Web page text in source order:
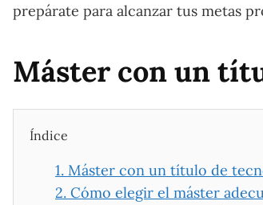
prepárate para alcanzar tus metas
Máster con un
Índice
1. Máster con un título de
2. Cómo elegir el máster